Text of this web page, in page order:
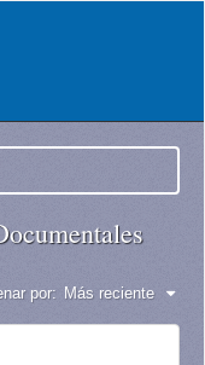
por: Más reciente